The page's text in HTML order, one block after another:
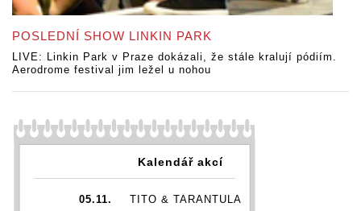
POSLEDNÍ SHOW LINKIN PARK
LIVE: Linkin Park v Praze dokázali, že stále kralují pódiím.
Aerodrome festival jim ležel u nohou
Kalendář akcí
05.11.
TITO & TARANTULA